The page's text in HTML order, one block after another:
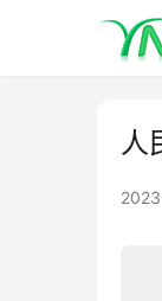
人